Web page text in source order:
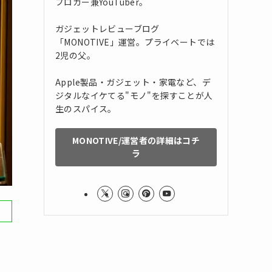
ガジェットレビューブログ
「MONOTIVE」運営。プライベートでは
2児の父。
Apple製品・ガジェット・家電など、デ
ジタルなイケてる"モノ"を探すことが人
生のスパイス。
MONOTIVE/運営者の詳細はコチ
ラ